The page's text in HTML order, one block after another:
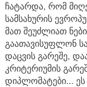
ჩატარდა, რომ
სამსახურის
მათ შეუძლიათ
გაათავისუფლონ
დაცვის გარეშე,
კრიტერიუმის
დიპლომატები... ეს